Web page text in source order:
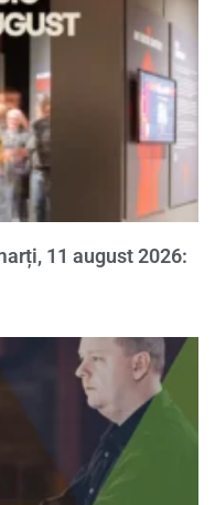
11 august 2026: